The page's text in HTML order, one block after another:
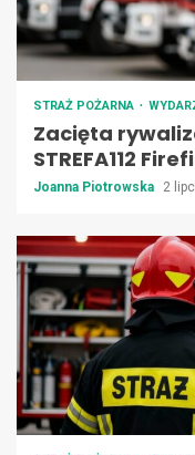
STRAŻ POŻARNA
Zacięta
STREFA112
Joanna Piotrowska 2